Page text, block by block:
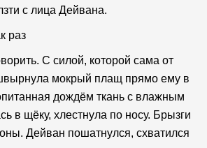
с лица Дейвана.
раз
С силой, которой сама от
мокрый плащ прямо ему в
дождём ткань с влажным
в щёку, хлестнула по носу. Брызги
Дейван пошатнулся, схватился